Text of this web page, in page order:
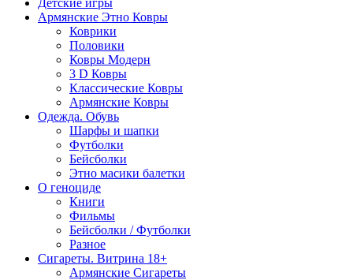
Детские игры
Армянские Этно Ковры
Коврики
Половики
Ковры Модерн
3 D Ковры
Классические Ковры
Армянские Ковры
Одежда. Обувь
Шарфы и шапки
Футболки
Бейсболки
Этно масики балетки
О геноциде
Книги
Фильмы
Бейсболки / Футболки
Разное
Сигареты. Витрина 18+
Армянские Сигареты